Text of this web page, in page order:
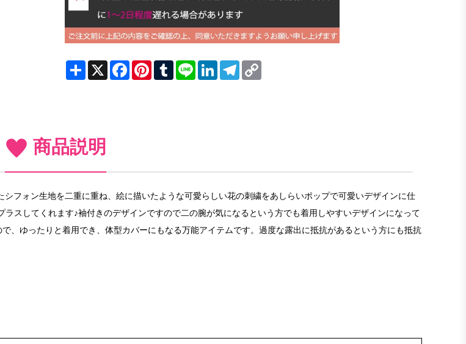
ShareX FacebookPinterestTumblrLine LinkedInTelegram
商品説明
フォン生地を二重に重ね、絵に描いたような可愛らしい花の刺繍をあしらいポップで可愛いデザインに仕
スしてくれます♪袖付きのデザインですので二の腕が気になるという方でも着用しやすいデザインになって
、ゆったりと着用でき、体型カバーにもなる万能アイテムです。過度な露出に抵抗があるという方にも抵抗